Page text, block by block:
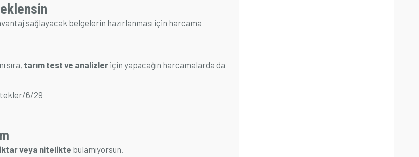
sağlayacak belgelerin hazırlanması için harcama
sıra, tarım test ve analizler için yapacağın harcamalarda da
6/29
veya nitelikte bulamıyorsun.